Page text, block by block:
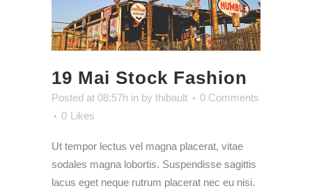
19 Mai Stock Fashion
Posted at 08:57h in by thibault
0 Comments
0 Likes
Ut tempor lectus vel magna placerat, vitae
sodales magna lobortis. Suspendisse sagittis
lacus eget neque rutrum placerat nec eu nisi.